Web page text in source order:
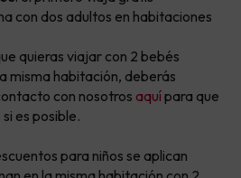
con dos adultos en habitaciones
quieras viajar con 2 bebés
misma habitación, deberás
con nosotros aquípara que
es posible.
para niños se aplican